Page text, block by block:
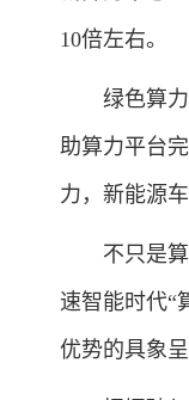
10倍左右。
绿色算力
助算力平台
力，新能源
不只是算
速智能时代“
优势的具象呈